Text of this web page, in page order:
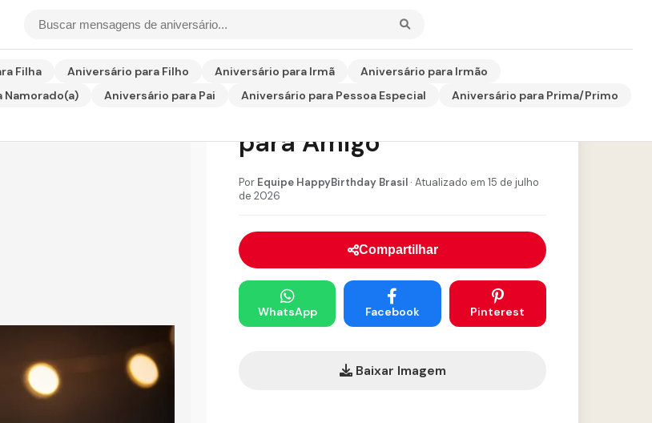
Filha Aniversário para Filho Aniversário para Irmã
Aniversário para Irmão
Namorado(a) Aniversário para Pai Aniversário para Pessoa Especial
Aniversário para Prima/Primo
Imagem de Aniversário
para Amigo
Por Equipe HappyBirthday Brasil · Atualizado em 15 de julho
de 2026
Compartilhar
WhatsApp Facebook Pinterest
Baixar Imagem